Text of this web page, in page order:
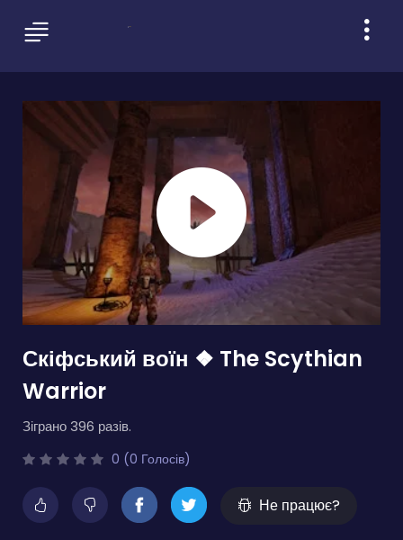
Скіфський воїн ❖ The Scythian
Warrior
Зіграно 396 разів.
0 (0 Голосів)
Не працює?